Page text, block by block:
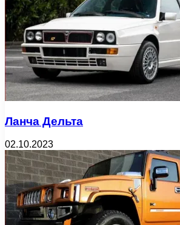
Ланча Дельта
02.10.2023